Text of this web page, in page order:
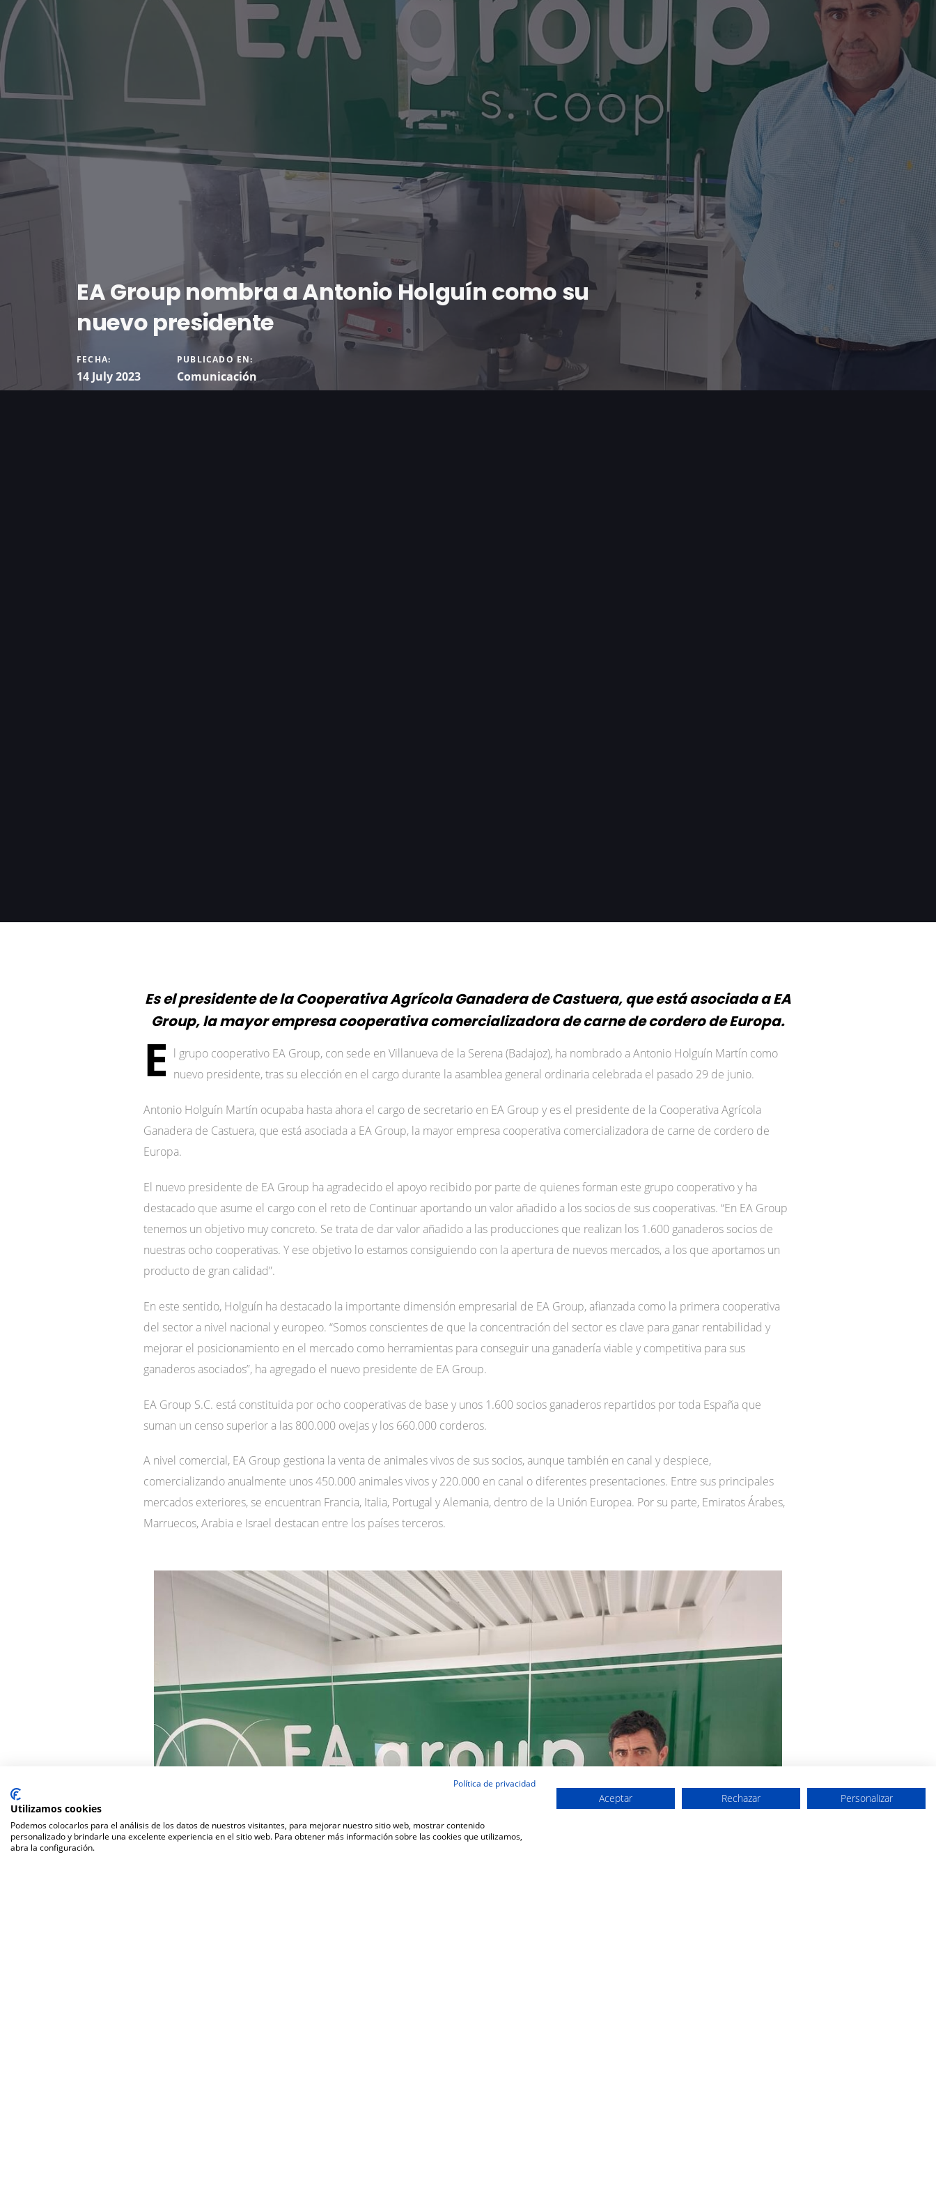
EA Group nombra a Antonio Holguín como su
nuevo presidente
FECHA:
14 July 2023
PUBLICADO EN:
Comunicación
Es el presidente de la Cooperativa Agrícola Ganadera de Castuera, que está asociada a EA
Group, la mayor empresa cooperativa comercializadora de carne de cordero de Europa.
E l grupo cooperativo EA Group, con sede en Villanueva de la Serena (Badajoz), ha nombrado a Antonio Holguín Martín como
nuevo presidente, tras su elección en el cargo durante la asamblea general ordinaria celebrada el pasado 29 de junio.
Antonio Holguín Martín ocupaba hasta ahora el cargo de secretario en EA Group y es el presidente de la Cooperativa Agrícola
Ganadera de Castuera, que está asociada a EA Group, la mayor empresa cooperativa comercializadora de carne de cordero de
Europa.
El nuevo presidente de EA Group ha agradecido el apoyo recibido por parte de quienes forman este grupo cooperativo y ha
destacado que asume el cargo con el reto de Continuar aportando un valor añadido a los socios de sus cooperativas. “En EA Group
tenemos un objetivo muy concreto. Se trata de dar valor añadido a las producciones que realizan los 1.600 ganaderos socios de
nuestras ocho cooperativas. Y ese objetivo lo estamos consiguiendo con la apertura de nuevos mercados, a los que aportamos un
producto de gran calidad”.
En este sentido, Holguín ha destacado la importante dimensión empresarial de EA Group, afianzada como la primera cooperativa
del sector a nivel nacional y europeo. “Somos conscientes de que la concentración del sector es clave para ganar rentabilidad y
mejorar el posicionamiento en el mercado como herramientas para conseguir una ganadería viable y competitiva para sus
ganaderos asociados”, ha agregado el nuevo presidente de EA Group.
EA Group S.C. está constituida por ocho cooperativas de base y unos 1.600 socios ganaderos repartidos por toda España que
suman un censo superior a las 800.000 ovejas y los 660.000 corderos.
A nivel comercial, EA Group gestiona la venta de animales vivos de sus socios, aunque también en canal y despiece,
comercializando anualmente unos 450.000 animales vivos y 220.000 en canal o diferentes presentaciones. Entre sus principales
mercados exteriores, se encuentran Francia, Italia, Portugal y Alemania, dentro de la Unión Europea. Por su parte, Emiratos Árabes,
Marruecos, Arabia e Israel destacan entre los países terceros.
Política de privacidad
Utilizamos cookies
Podemos colocarlos para el análisis de los datos de nuestros visitantes, para mejorar nuestro sitio web, mostrar contenido
personalizado y brindarle una excelente experiencia en el sitio web. Para obtener más información sobre las cookies que utilizamos,
abra la configuración.
Aceptar Rechazar Personalizar